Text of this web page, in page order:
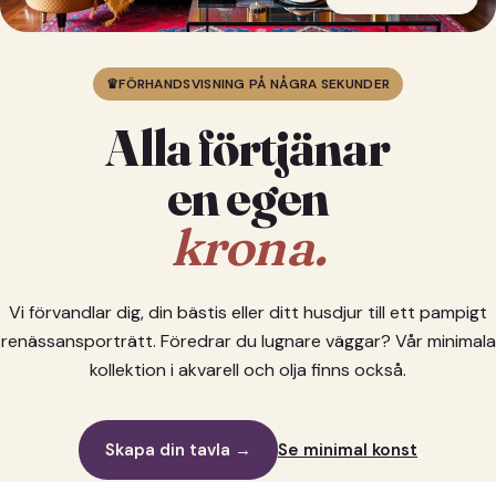
♛FÖRHANDSVISNING PÅ NÅGRA SEKUNDER
Alla förtjänar
en egen
krona.
Vi förvandlar dig, din bästis eller ditt husdjur till ett pampigt
renässansporträtt. Föredrar du lugnare väggar? Vår minimala
kollektion i akvarell och olja finns också.
Skapa din tavla → Se minimal konst